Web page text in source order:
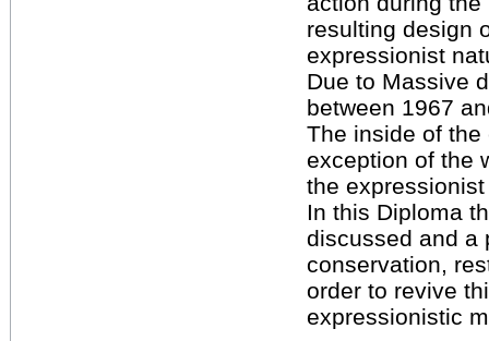
resulting design
expressionist
Due to Massive
between 1967
The inside of
exception of the
the
In this Diploma
discussed and a
conservation,
order to revive
expressionistic